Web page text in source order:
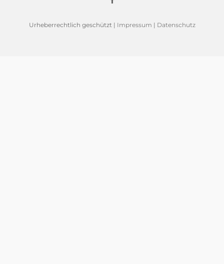
Urheberrechtlich geschützt | Impressum | Datenschutz